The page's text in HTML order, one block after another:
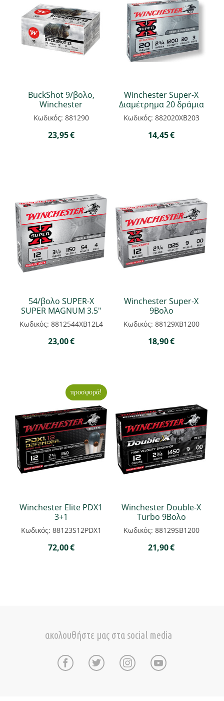
BuckShot 9/βολο,
Winchester
Κωδικός: 881290
23,95€
Winchester Super-X
Διαμέτρημα 20 δράμια
Κωδικός: 882020ΧΒ203
14,45€
54/βολο SUPER-Χ
SUPER MAGNUM 3.5"
Κωδικός: 8812544XB12L4
23,00€
Winchester Super-X
9Βολο
Κωδικός: 88129XB1200
18,90€
προσφορά!
Winchester Elite PDX1
3+1
Κωδικός: 88123S12PDX1
72,00€
Winchester Double-X
Turbo 9Βολο
Κωδικός: 88129SB1200
21,90€
ακολουθήστε μας στα social media